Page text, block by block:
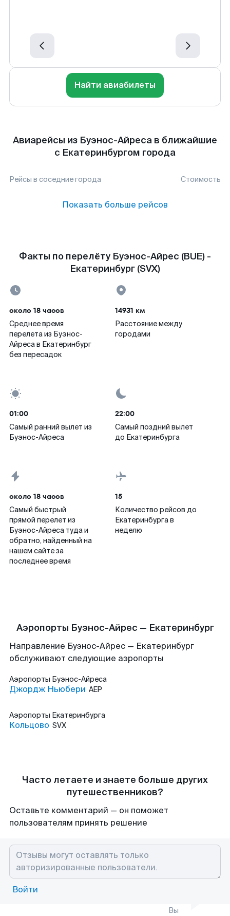
Найти авиабилеты
Авиарейсы из Буэнос-Айреса в ближайшие
с Екатеринбургом города
Рейсы в соседние города Стоимость
Показать больше рейсов
Факты по перелёту Буэнос-Айрес (BUE) -
Екатеринбург (SVX)
около 18 часов
Среднее время
перелета из Буэнос-
Айреса в Екатеринбург
без пересадок
14931 км
Расстояние между
городами
01:00
Самый ранний вылет из
Буэнос-Айреса
22:00
Самый поздний вылет
до Екатеринбурга
около 18 часов
Самый быстрый
прямой перелет из
Буэнос-Айреса туда и
обратно, найденный на
нашем сайте за
последнее время
15
Количество рейсов до
Екатеринбурга в
неделю
Аэропорты Буэнос-Айрес — Екатеринбург
Направление Буэнос-Айрес — Екатеринбург
обслуживают следующие аэропорты
Аэропорты Буэнос-Айреса
Джордж Ньюбери AEP
Аэропорты Екатеринбурга
Кольцово SVX
Часто летаете и знаете больше других
путешественников?
Оставьте комментарий — он поможет
пользователям принять решение
Войти
Вы